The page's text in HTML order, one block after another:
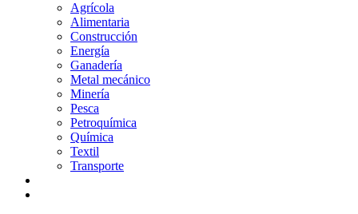
Agrícola
Alimentaria
Construcción
Energía
Ganadería
Metal mecánico
Minería
Pesca
Petroquímica
Química
Textil
Transporte